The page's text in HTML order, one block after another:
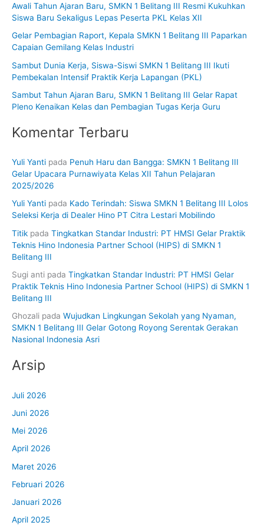
t
k
Awali Tahun Ajaran Baru, SMKN 1 Belitang III Resmi Kukuhkan
Siswa Baru Sekaligus Lepas Peserta PKL Kelas XII
Gelar Pembagian Raport, Kepala SMKN 1 Belitang III Paparkan
Capaian Gemilang Kelas Industri
Sambut Dunia Kerja, Siswa-Siswi SMKN 1 Belitang III Ikuti
Pembekalan Intensif Praktik Kerja Lapangan (PKL)
Sambut Tahun Ajaran Baru, SMKN 1 Belitang III Gelar Rapat
Pleno Kenaikan Kelas dan Pembagian Tugas Kerja Guru
Komentar Terbaru
Yuli Yanti pada Penuh Haru dan Bangga: SMKN 1 Belitang III
Gelar Upacara Purnawiyata Kelas XII Tahun Pelajaran
2025/2026
Yuli Yanti pada Kado Terindah: Siswa SMKN 1 Belitang III Lolos
Seleksi Kerja di Dealer Hino PT Citra Lestari Mobilindo
Titik pada Tingkatkan Standar Industri: PT HMSI Gelar Praktik
Teknis Hino Indonesia Partner School (HIPS) di SMKN 1
Belitang III
Sugi anti pada Tingkatkan Standar Industri: PT HMSI Gelar
Praktik Teknis Hino Indonesia Partner School (HIPS) di SMKN 1
Belitang III
Ghozali pada Wujudkan Lingkungan Sekolah yang Nyaman,
SMKN 1 Belitang III Gelar Gotong Royong Serentak Gerakan
Nasional Indonesia Asri
Arsip
Juli 2026
Juni 2026
Mei 2026
April 2026
Maret 2026
Februari 2026
Januari 2026
April 2025